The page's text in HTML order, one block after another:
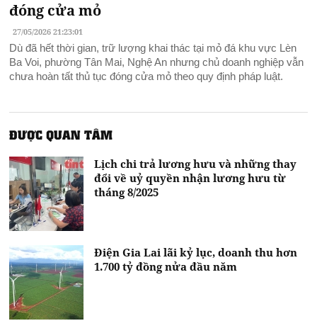
đóng cửa mỏ
27/05/2026 21:23:01
Dù đã hết thời gian, trữ lượng khai thác tại mỏ đá khu vực Lèn
Ba Voi, phường Tân Mai, Nghệ An nhưng chủ doanh nghiệp vẫn
chưa hoàn tất thủ tục đóng cửa mỏ theo quy định pháp luật.
ĐƯỢC QUAN TÂM
Lịch chi trả lương hưu và những thay
đổi về uỷ quyền nhận lương hưu từ
tháng 8/2025
Điện Gia Lai lãi kỷ lục, doanh thu hơn
1.700 tỷ đồng nửa đầu năm